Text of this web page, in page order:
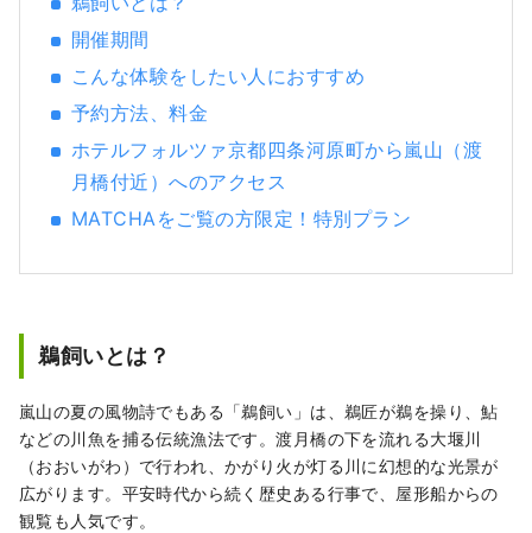
開催期間
こんな体験をしたい人におすすめ
予約方法、料金
ホテルフォルツァ京都四条河原町から嵐山（渡
月橋付近）へのアクセス
MATCHAをご覧の方限定！特別プラン
鵜飼いとは？
嵐山の夏の風物詩でもある「鵜飼い」は、鵜匠が鵜を操り、鮎
などの川魚を捕る伝統漁法です。渡月橋の下を流れる大堰川
（おおいがわ）で行われ、かがり火が灯る川に幻想的な光景が
広がります。平安時代から続く歴史ある行事で、屋形船からの
観覧も人気です。